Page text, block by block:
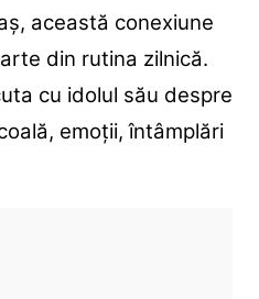
această conexiune
din rutina zilnică.
cu idolul său despre
emoții, întâmplări